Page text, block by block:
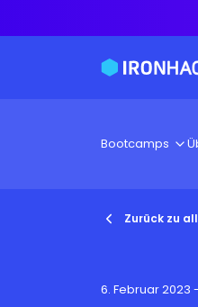
Bootcamps
Zurück zu
6. Februar 2023